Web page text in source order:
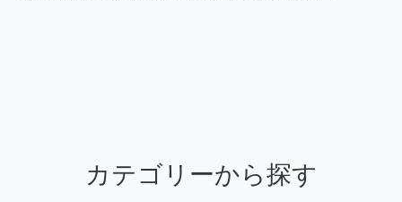
カテゴリーから探す